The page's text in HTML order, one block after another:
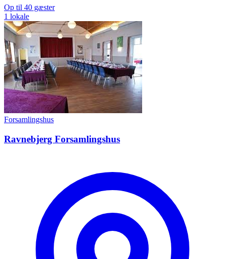
Op til 40 gæster
1 lokale
Forsamlingshus
Ravnebjerg Forsamlingshus